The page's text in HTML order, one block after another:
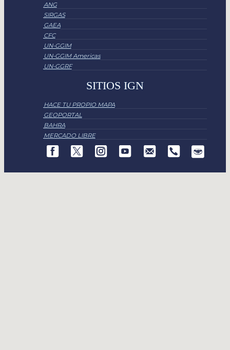
ANG
SIRGAS
GAEA
CFC
UN-GGIM
UN-GGIM Americas
UN-GGRF
SITIOS IGN
HACE TU PROPIO MAPA
GEOPORTAL
BAHRA
MERCADO LIBRE